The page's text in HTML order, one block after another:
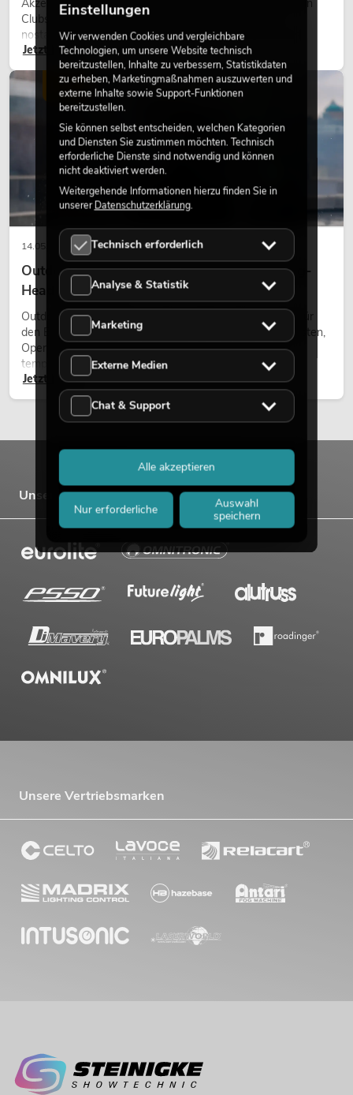
Akzente prägen viele aktuelle Lichtdesigns auf Bühnen, in
Clubs und bei Events. Retro-Licht ist dabei kein rein
nostalgischer Effekt, sondern ein bewusst eingesetztes
Gestaltungsmittel: Es schafft Atmosphäre, gibt Szenen
Charakter und kann technische LED-Setups emotionaler
wirken lassen.
Jetzt lesen
14.05.2026
Outdoor Moving-Heads: Wetterfeste Moving-
Heads bei Events
Outdoor Moving-Heads sind bewegliche Scheinwerfer für
den Einsatz im Freien. Sie werden bei Festivals, Stadtfesten,
Open-Air-Konzerten, Architekturinszenierungen und
temporären Außeninstallationen eingesetzt.
Jetzt lesen
LICHT
Unsere Marken
Unsere Vertriebsmarken
Einstellungen
Wir verwenden Cookies und vergleichbare
Technologien, um unsere Website technisch
bereitzustellen, Inhalte zu verbessern, Statistikdaten
zu erheben, Marketingmaßnahmen auszuwerten und
externe Inhalte sowie Support-Funktionen
bereitzustellen.
Sie können selbst entscheiden, welchen Kategorien
und Diensten Sie zustimmen möchten. Technisch
erforderliche Dienste sind notwendig und können
nicht deaktiviert werden.
Weitergehende Informationen hierzu finden Sie in
unsererDatenschutzerklärung.
Technisch erforderlich
Analyse & Statistik
Marketing
Externe Medien
Chat & Support
Nur erforderliche
Auswahl
speichern
Alle akzeptieren